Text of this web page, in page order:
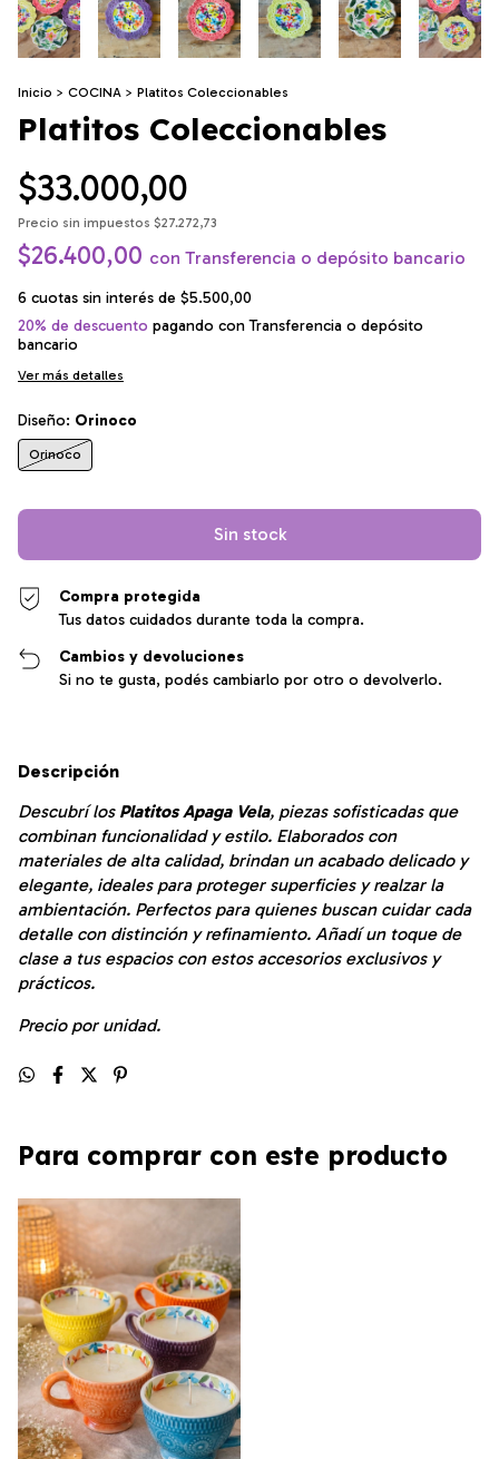
Inicio > COCINA > Platitos Coleccionables
Platitos Coleccionables
$33.000,00
Precio sin impuestos $27.272,73
$26.400,00 con Transferencia o depósito bancario
6 cuotas sin interés de $5.500,00
20% de descuento pagando con Transferencia o depósito
bancario
Ver más detalles
Diseño: Orinoco
Orinoco
Compra protegida
Tus datos cuidados durante toda la compra.
Cambios y devoluciones
Si no te gusta, podés cambiarlo por otro o devolverlo.
Descripción
Descubrí los Platitos Apaga Vela, piezas sofisticadas que
combinan funcionalidad y estilo. Elaborados con
materiales de alta calidad, brindan un acabado delicado y
elegante, ideales para proteger superficies y realzar la
ambientación. Perfectos para quienes buscan cuidar cada
detalle con distinción y refinamiento. Añadí un toque de
clase a tus espacios con estos accesorios exclusivos y
prácticos.
Precio por unidad.
Para comprar con este producto